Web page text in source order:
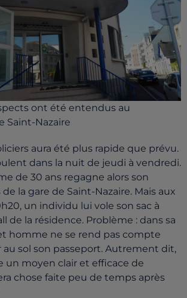
ont été entendus au
Saint-Nazaire
aura été plus rapide que prévu.
dans la nuit de jeudi à vendredi.
de 30 ans regagne alors son
la gare de Saint-Nazaire. Mais aux
un individu lui vole son sac à
de la résidence. Problème : dans sa
homme ne se rend pas compte
sol son passeport. Autrement dit,
un moyen clair et efficace de
chose faite peu de temps après